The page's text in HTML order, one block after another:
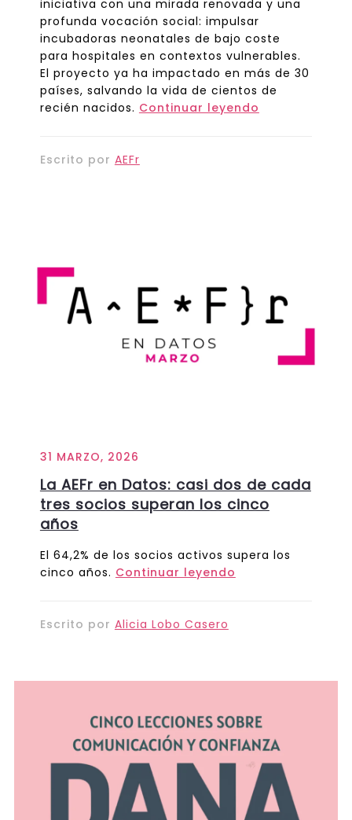
iniciativa con una mirada renovada y una
profunda vocación social: impulsar
incubadoras neonatales de bajo coste
para hospitales en contextos vulnerables.
El proyecto ya ha impactado en más de 30
países, salvando la vida de cientos de
recién nacidos. Continuar leyendo
Escrito por AEFr
31 MARZO, 2026
La AEFr en Datos: casi dos de cada
tres socios superan los cinco
años
El 64,2% de los socios activos supera los
cinco años. Continuar leyendo
Escrito por Alicia Lobo Casero